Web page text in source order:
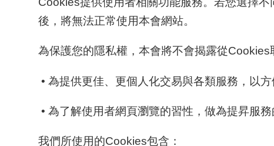
後，將無法正常使用本會網站。
為保護您的隱私權，本會將不會揭露從
• 為提供更佳、更個人化交易與各類服務，以方
• 為了解使用者網頁瀏覽的習性，做為提昇服務
我們所使用的Cookies包含：